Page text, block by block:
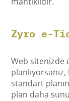
Zyro e-
Web sitenizde
standart
plan daha